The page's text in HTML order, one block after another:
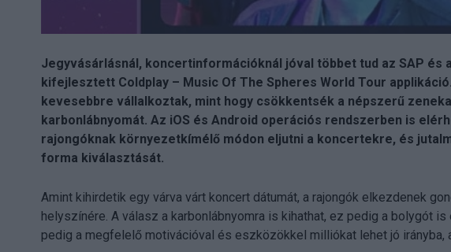
Jegyvásárlásnál, koncertinformációknál jóval többet tud az SAP és
kifejlesztett Coldplay – Music Of The Spheres World Tour
kevesebbre vállalkoztak, mint hogy csökkentsék a népszerű
karbonlábnyomát. Az iOS és Android operációs rendszerben is
rajongóknak környezetkímélő módon eljutni a koncertekre, és
forma kiválasztását.
Amint kihirdetik egy várva várt koncert dátumát, a rajongók elkezdenek
helyszínére. A válasz a karbonlábnyomra is kihathat, ez pedig a bolygót
pedig a megfelelő motivációval és eszközökkel milliókat lehet jó irányba,